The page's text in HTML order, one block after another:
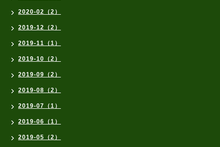
2020-02（2）
2019-12（2）
2019-11（1）
2019-10（2）
2019-09（2）
2019-08（2）
2019-07（1）
2019-06（1）
2019-05（2）